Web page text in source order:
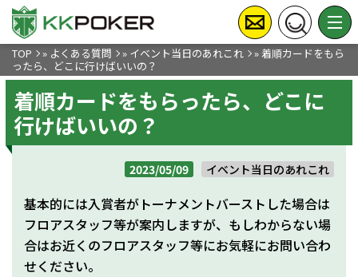
TOP » よくある質問 » イベント当日のあれこれ »着順カードをもら
ったら、どこに行けばいいの？
着順カードをもらったら、どこに
行けばいいの？
2023/05/09 イベント当日のあれこれ
基本的には入賞者がトーナメントバーストした場合は
フロアスタッフ等が案内しますが、もしわからない場
合はお近くのフロアスタッフ等にお気軽にお問い合わ
せください。